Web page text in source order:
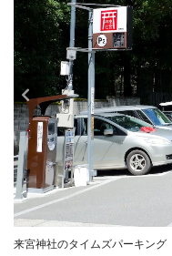
来宮神社のタイムズパーキング